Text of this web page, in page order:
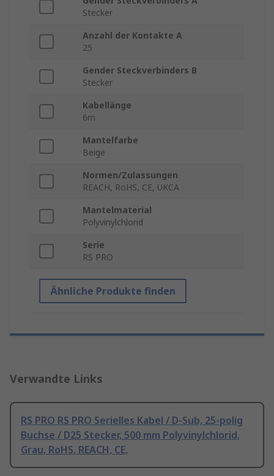
Stecker
Anzahl der Kontakte A
25
Gender Steckverbinders B
Stecker
Kabellänge
6m
Mantelfarbe
Beige
Normen/Zulassungen
REACH, RoHS, CE, UKCA
Mantelmaterial
Polyvinylchlorid
Serie
RS PRO
Ähnliche Produkte finden
Verwandte Links
RS PRO RS PRO Serielles Kabel / D-Sub, 25-polig
Buchse / D25 Stecker, 500 mm Polyvinylchlorid,
Grau, RoHS, REACH, CE,